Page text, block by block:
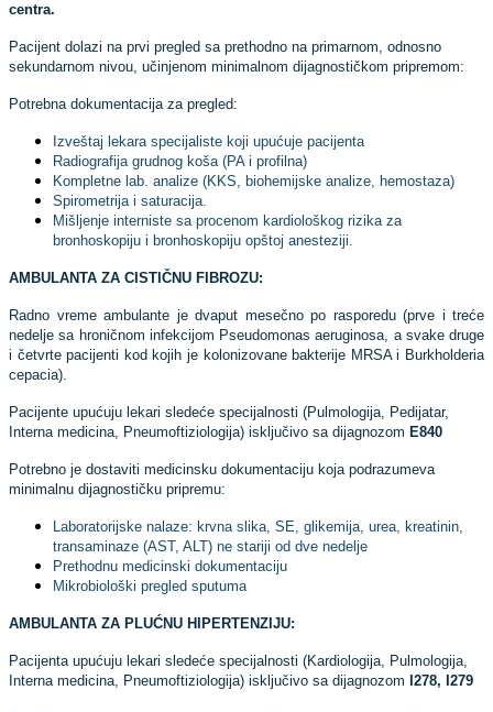
centra.
Pacijent dolazi na prvi pregled sa prethodno na primarnom, odnosno
sekundarnom nivou, učinjenom minimalnom dijagnostičkom pripremom:
Potrebna dokumentacija za pregled:
Izveštaj lekara specijaliste koji upućuje pacijenta
Radiografija grudnog koša (PA i profilna)
Kompletne lab. analize (KKS, biohemijske analize, hemostaza)
Spirometrija i saturacija.
Mišljenje interniste sa procenom kardiološkog rizika za
bronhoskopiju i bronhoskopiju opštoj anesteziji.
AMBULANTA ZA CISTIČNU FIBROZU:
Radno vreme ambulante je dvaput mesečno po rasporedu(prve i treće
nedelje sa hroničnom infekcijom Pseudomonas aeruginosa, a svake druge
i četvrte pacijenti kod kojih je kolonizovane bakterije MRSA i Burkholderia
cepacia).
Pacijente upućuju lekari sledeće specijalnosti (Pulmologija, Pedijatar,
Interna medicina, Pneumoftiziologija) isključivo sa dijagnozom E840
Potrebno je dostaviti medicinsku dokumentaciju koja podrazumeva
minimalnu dijagnostičku pripremu:
Laboratorijske nalaze: krvna slika, SE, glikemija, urea, kreatinin,
transaminaze (AST, ALT) ne stariji od dve nedelje
Prethodnu medicinski dokumentaciju
Mikrobiološki pregled sputuma
AMBULANTA ZA PLUĆNU HIPERTENZIJU:
Pacijenta upućuju lekari sledeće specijalnosti (Kardiologija, Pulmologija,
Interna medicina, Pneumoftiziologija) isključivo sa dijagnozom I278, I279